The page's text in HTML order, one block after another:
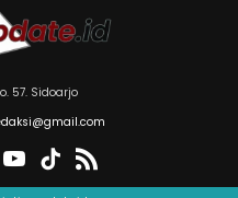
57. Sidoarjo